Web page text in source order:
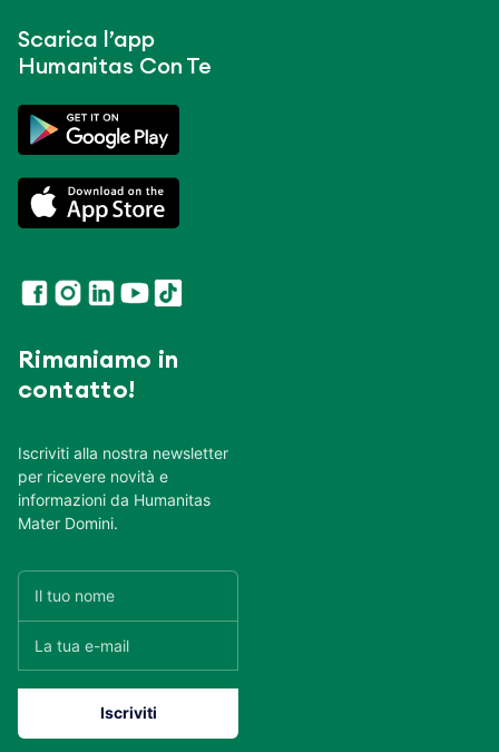
Scarica l’app
Humanitas Con Te
Rimaniamo in
contatto!
Iscriviti alla nostra newsletter
per ricevere novità e
informazioni da Humanitas
Mater Domini.